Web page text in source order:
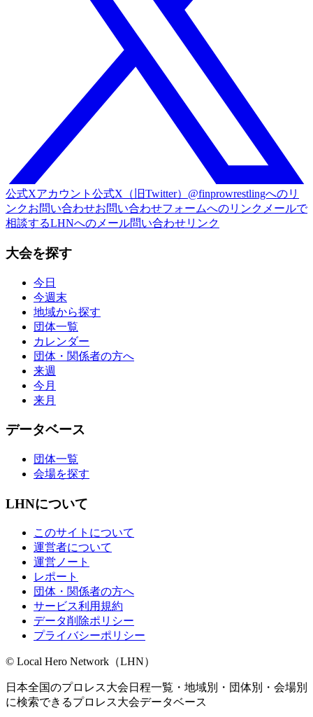
公式Xアカウント 公式X（旧Twitter）@finprowrestlingへのリ
ンクお問い合わせお問い合わせフォームへのリンク メールで
相談するLHNへのメール問い合わせリンク
大会を探す
今日
今週末
地域から探す
団体一覧
カレンダー
団体・関係者の方へ
来週
今月
来月
データベース
団体一覧
会場を探す
LHNについて
このサイトについて
運営者について
運営ノート
レポート
団体・関係者の方へ
サービス利用規約
データ削除ポリシー
プライバシーポリシー
© Local Hero Network（LHN）
日本全国のプロレス大会日程一覧・地域別・団体別・会場別
に検索できるプロレス大会データベース